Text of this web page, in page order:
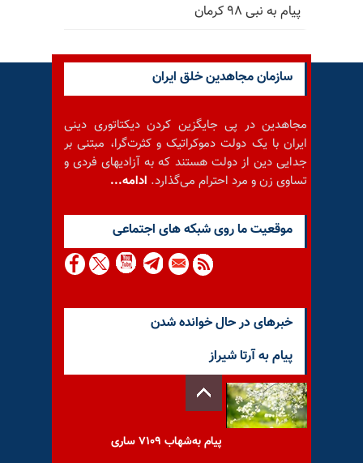
پیام به نبی ۹۸ کرمان
سازمان مجاهدین خلق ایران
مجاهدین در پی جایگزین کردن دیکتاتوری دینی
ایران با یک دولت دموکراتیک و کثرت‌گرا، مبتنی بر
جدایی دین از دولت هستند که به آزادیهای فردی و
تساوی زن و مرد احترام می‌گذارد. ادامه...
موقعيت ما روى شبكه هاى اجتماعى
خبرهای در حال خوانده شدن
پیام به آرتا شیراز
پیام به‌شهاب ۷۱۰۹ ساری